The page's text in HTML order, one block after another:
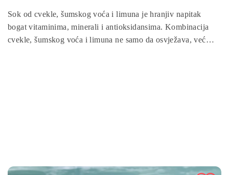
Sok od cvekle, šumskog voća i limuna je hranjiv napitak
bogat vitaminima, minerali i antioksidansima. Kombinacija
cvekle, šumskog voća i limuna ne samo da osvježava, već